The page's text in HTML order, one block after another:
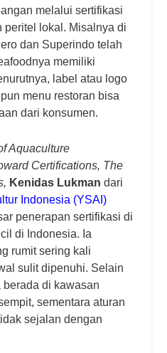
melalui sertifikasi
lokal. Misalnya di
dan Superindo telah
memiliki
label atau logo
menu restoran bisa
dari konsumen.
Aquaculture
Certifications, The
, Kenidas Lukman dari
Indonesia (YSAI)
penerapan sertifikasi di
di Indonesia. Ia
rumit sering kali
sulit dipenuhi. Selain
berada di kawasan
sementara aturan
sejalan dengan